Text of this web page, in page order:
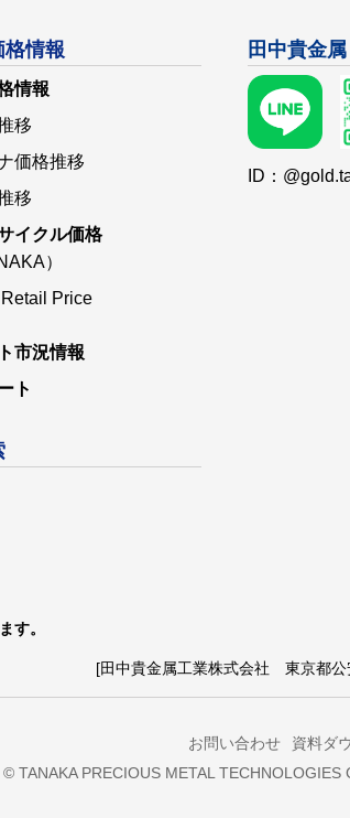
格情報
情報
移
価格推移
移
イクル価格
）
Price
市況情報
ト
田中貴金
ID：
す。
[田中貴金属工業株式会社 東京都
資料ダ
お問い合わせ
© TANAKA PRECIOUS METAL TECHNOLOGIES